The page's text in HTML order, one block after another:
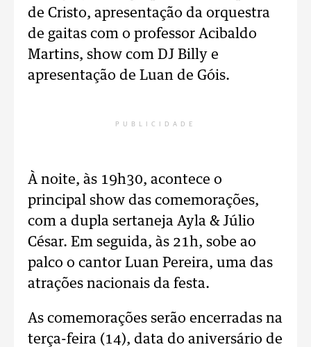
de Cristo, apresentação da orquestra
de gaitas com o professor Acibaldo
Martins, show com DJ Billy e
apresentação de Luan de Góis.
PUBLICIDADE
À noite, às 19h30, acontece o
principal show das comemorações,
com a dupla sertaneja Ayla & Júlio
César. Em seguida, às 21h, sobe ao
palco o cantor Luan Pereira, uma das
atrações nacionais da festa.
As comemorações serão encerradas na
terça-feira (14), data do aniversário de